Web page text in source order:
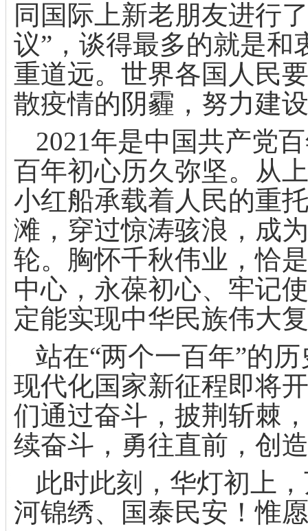
同国际上新老朋友进行
议”，谈得最多的就是和
重道远。世界各国人民
散疫情的阴霾，努力建
2021年是中国共产党
百年初心历久弥坚。从
小红船承载着人民的重
滩，穿过惊涛骇浪，成
轮。胸怀千秋伟业，恰
中心，永葆初心、牢记
定能实现中华民族伟大
站在“两个一百年”的
现代化国家新征程即将
们通过奋斗，披荆斩棘
续奋斗，勇往直前，创
此时此刻，华灯初上
河锦绣、国泰民安！惟